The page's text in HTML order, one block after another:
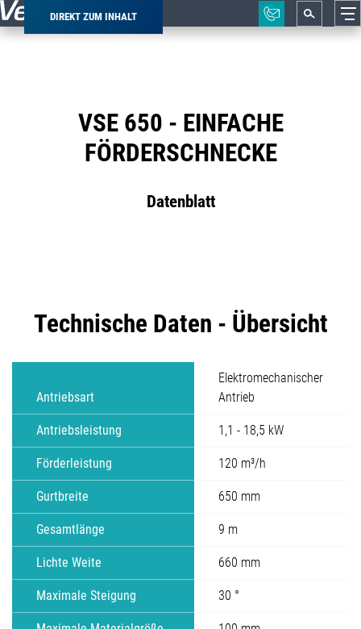
DIREKT ZUM INHALT
Pfadnavigation
VSE 650 - EINFACHE
FÖRDERSCHNECKE
Datenblatt
Technische Daten - Übersicht
Antriebsart
Elektromechanischer
Antrieb
Antriebsleistung 1,1 - 18,5 kW
Förderleistung 120 m³/h
Gurtbreite 650 mm
Gesamtlänge 9 m
Lichte Weite 660 mm
Maximale Steigung 30 °